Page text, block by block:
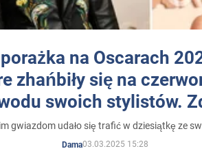
na Oscarach
zhańbiły się na
swoich stylistów.
gwiazdom udało się trafić w dziesiątkę ze
Dama03.03.2025 15:28